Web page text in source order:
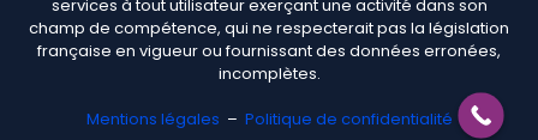
services à tout utilisateur exerçant une activité dans son
champ de compétence, qui ne respecterait pas la législation
française en vigueur ou fournissant des données erronées,
incomplètes.
Mentions légales – Politique de confidentialité